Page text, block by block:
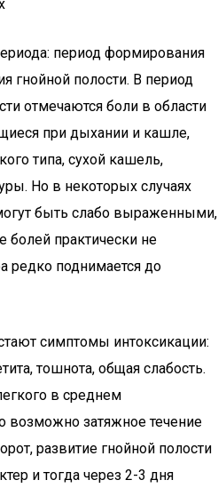
период формирования
гнойной полости. В период
отмечаются боли в области
при дыхании и кашле,
типа, сухой кашель,
Но в некоторых случаях
быть слабо выраженными,
болей практически не
редко поднимается до
симптомы интоксикации:
тошнота, общая слабость.
в среднем
возможно затяжное течение
развитие гнойной полости
и тогда через 2-3 дня